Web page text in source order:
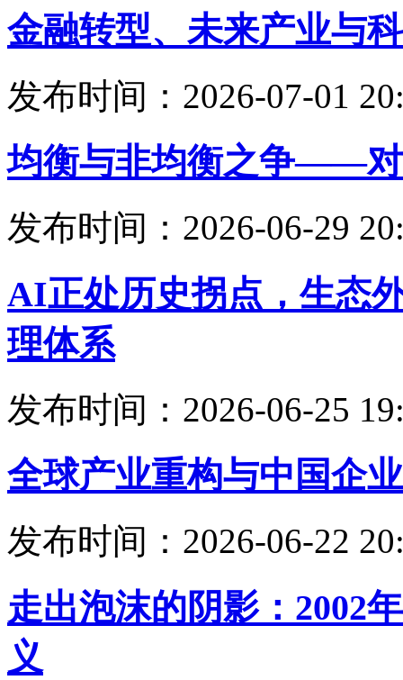
金融转型、未来产业与
发布时间：2026-07-01
均衡与非均衡之争——
发布时间：2026-06-29
AI正处历史拐点，生态
理体系
发布时间：2026-06-25
全球产业重构与中国企
发布时间：2026-06-22
走出泡沫的阴影：2002
义